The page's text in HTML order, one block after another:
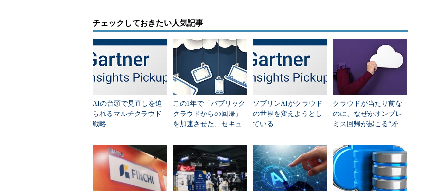
析を徹底することなく、費用の削減を見込んではならない。
ケースバイケースで、TCO（総所有コスト）や他のモデルを適用するとよい。その際
には、ユースケースごとにクラウドを分類するのが効果的だ。ただし、コスト以外の問
題にも目を向ける必要がある。自社に非現実的なコスト削減を期待させないようにする
ことが重要だ。
誤解2．クラウドを導入しないと優れたものにならない
は、クラウドでないものをクラウドと呼ぶ傾向を指す。たまたまそう混同することが度
重なったということかもしれない。だが、IT部門やベンダーは資金を確保したり、販売
したり、明確に定義されていないクラウドの要望や戦略に対応したりする一環として、
多くのものをクラウドと呼ぶ。そこから「良いIT製品やサービスの条件はクラウドであ
チェックしておきたい人気記事
AIの台頭で見直しを迫
られるマルチクラウド
戦略
この1年で「パブリック
クラウドからの回帰」
を加速させた、セキュ
い変化
ソブリンAIがクラウド
の世界を変えようとし
ている
クラウドが当たり前な
のに、なぜかオンプレ
ミス回帰が起こる“矛